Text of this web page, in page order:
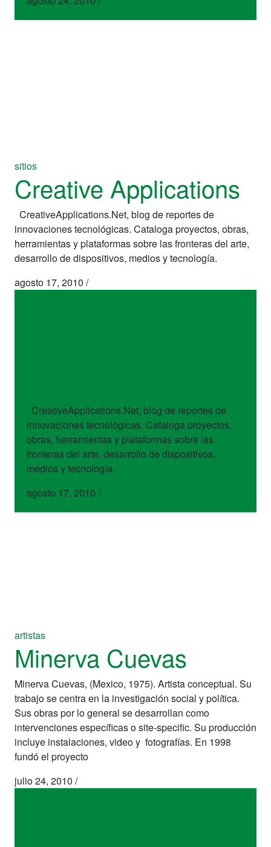
sitios
Creative Applications
CreativeApplications.Net, blog de reportes de
innovaciones tecnológicas. Cataloga proyectos, obras,
herramientas y plataformas sobre las fronteras del arte,
desarrollo de dispositivos, medios y tecnología.
agosto 17, 2010 /
CreativeApplications.Net, blog de reportes de
innovaciones tecnológicas. Cataloga proyectos,
obras, herramientas y plataformas sobre las
fronteras del arte, desarrollo de dispositivos,
medios y tecnología.
agosto 17, 2010 /
artistas
Minerva Cuevas
Minerva Cuevas, (Mexico, 1975). Artista conceptual. Su
trabajo se centra en la investigación social y política.
Sus obras por lo general se desarrollan como
intervenciones específicas o site-specific. Su producción
incluye instalaciones, video y fotografías. En 1998
fundó el proyecto
julio 24, 2010 /